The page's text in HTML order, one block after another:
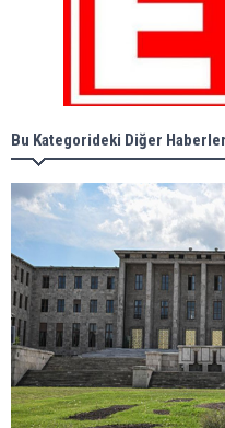
Bu Kategorideki Diğer Haberler